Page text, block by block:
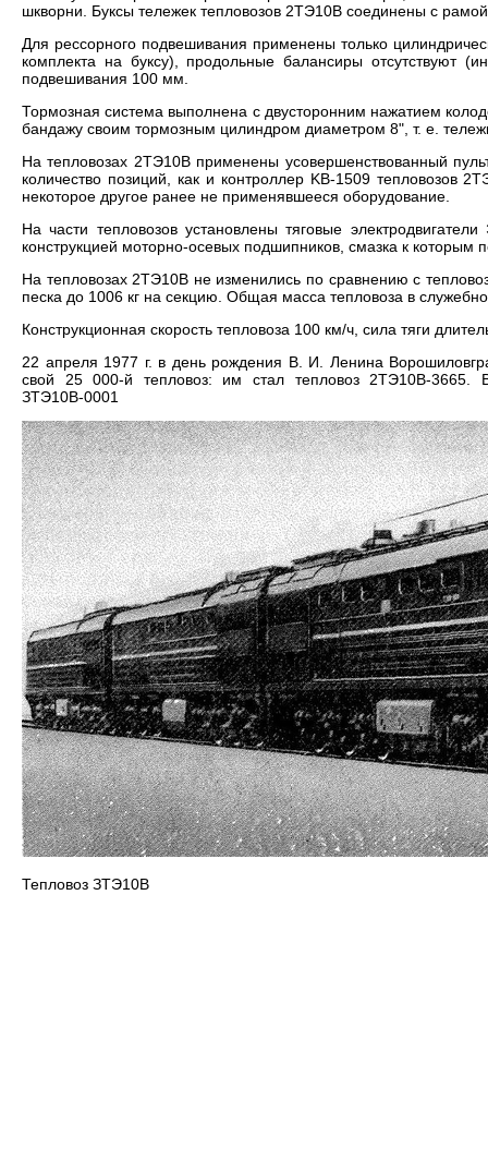
шкворни. Буксы тележек тепловозов 2ТЭ10В соединены с
Для рессорного подвешивания применены только
комплекта на буксу), продольные балансиры отсутствуют
подвешивания 100 мм.
Тормозная система выполнена с двусторонним нажатием
бандажу своим тормозным цилиндром диаметром 8", т. е.
На тепловозах 2ТЭ10В применены усовершенствованный
количество позиций, как и контроллер KB-1509 тепловозов
некоторое другое ранее не применявшееся оборудование.
На части тепловозов установлены тяговые
конструкцией моторно-осевых подшипников, смазка к
На тепловозах 2ТЭ10В не изменились по сравнению с
песка до 1006 кг на секцию. Общая масса тепловоза в
Конструкционная скорость тепловоза 100 км/ч, сила тяги
22 апреля 1977 г. в день рождения В. И. Ленина
свой 25 000-й тепловоз: им стал тепловоз 2ТЭ10В-3665.
ЗТЭ10В-0001
Тепловоз ЗТЭ10В